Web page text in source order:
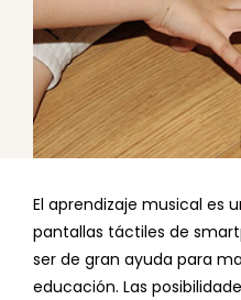
El aprendizaje musical es
pantallas táctiles de
ser de gran ayuda para
educación. Las